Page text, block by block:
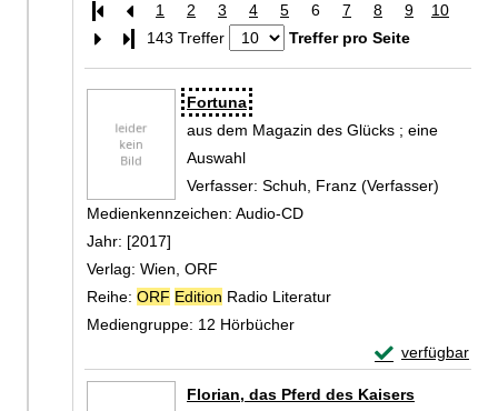
1
2 3 4 5 6 7 8 9
10
Letzte Seite
143 Treffer Treffer pro Seite
Suchergebnis
Zu den Suchfiltern springen
Fortuna
aus dem Magazin des Glücks ; eine
Auswahl
Verfasser: Schuh, Franz (Verfasser)
Medienkennzeichen: Audio-CD
Jahr: [2017]
Verlag: Wien, ORF
Reihe: ORF Edition Radio Literatur
Mediengruppe: 12 Hörbücher
verfügbar
Exemplar-
Florian, das Pferd des Kaisers